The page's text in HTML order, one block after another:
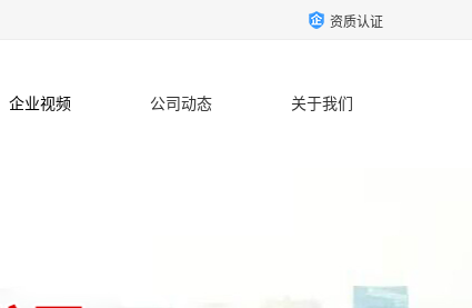
资质认证
企业视频 公司动态 关于我们